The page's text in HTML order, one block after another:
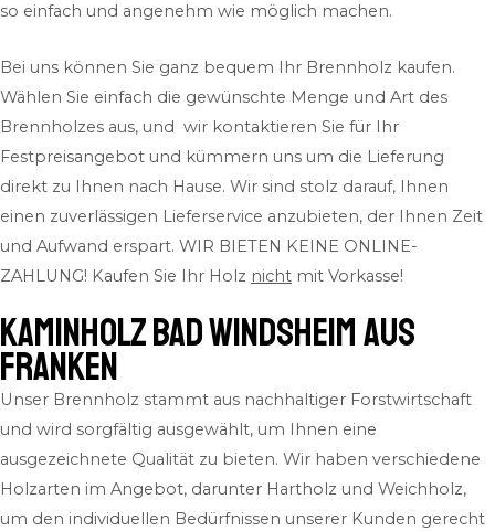
so einfach und angenehm wie möglich machen.
Bei uns können Sie ganz bequem Ihr Brennholz kaufen.
Wählen Sie einfach die gewünschte Menge und Art des
Brennholzes aus, und wir kontaktieren Sie für Ihr
Festpreisangebot und kümmern uns um die Lieferung
direkt zu Ihnen nach Hause. Wir sind stolz darauf, Ihnen
einen zuverlässigen Lieferservice anzubieten, der Ihnen Zeit
und Aufwand erspart. WIR BIETEN KEINE ONLINE-
ZAHLUNG! Kaufen Sie Ihr Holz nicht mit Vorkasse!
Kaminholz Bad Windsheim aus
Franken
Unser Brennholz stammt aus nachhaltiger Forstwirtschaft
und wird sorgfältig ausgewählt, um Ihnen eine
ausgezeichnete Qualität zu bieten. Wir haben verschiedene
Holzarten im Angebot, darunter Hartholz und Weichholz,
um den individuellen Bedürfnissen unserer Kunden gerecht